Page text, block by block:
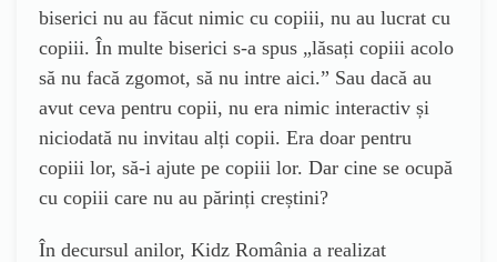
biserici nu au făcut nimic cu copiii, nu au lucrat cu
copiii. În multe biserici s-a spus „lăsați copiii acolo
să nu facă zgomot, să nu intre aici.” Sau dacă au
avut ceva pentru copii, nu era nimic interactiv și
niciodată nu invitau alți copii. Era doar pentru
copiii lor, să-i ajute pe copiii lor. Dar cine se ocupă
cu copiii care nu au părinți creștini?
În decursul anilor, Kidz România a realizat